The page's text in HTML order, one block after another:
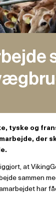
tyske og
der
at
sammen
har